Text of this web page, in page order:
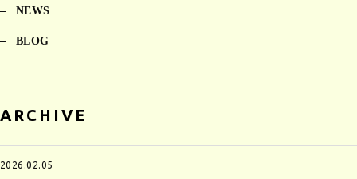
NEWS
BLOG
ARCHIVE
2026.02.05